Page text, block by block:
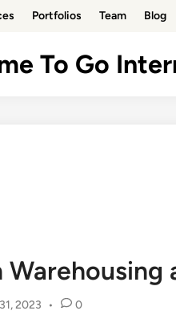
Portfolios Team Blog
To Go
2023 • 0